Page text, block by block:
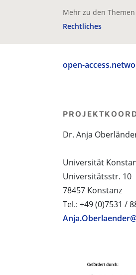
Mehr zu den
Rechtliches
open-
Dr. Anja
Universität
Universitätsstr. 10
78457 Konstanz
Tel.: +49 (0)7531 /